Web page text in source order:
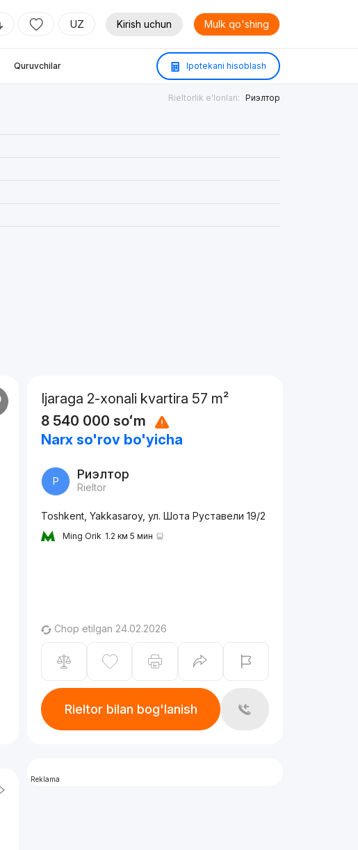
UZ Kirish uchun Mulk qo'shing
Quruvchilar Ipotekani hisoblash
Rieltorlik e'lonlari: Риэлтор
Ijaraga 2-xonali kvartira 57 m²
8 540 000 soʻm
Narx so'rov bo'yicha
Р Риэлтор
Rieltor
Toshkent, Yakkasaroy, ул. Шота Руставели 19/2
Ming Orik 1.2 км 5 мин
Chop etilgan 24.02.2026
Rieltor bilan bog'lanish
Reklama